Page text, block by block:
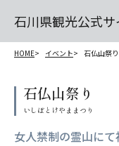
石川県観光公式サ
HOME イベント 石仏山祭り
石仏山祭り
女人禁制の霊山に